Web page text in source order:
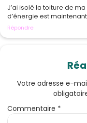
J’ai isolé la toiture de
d’énergie est
Répondre
Votre adresse e-
Commentaire *